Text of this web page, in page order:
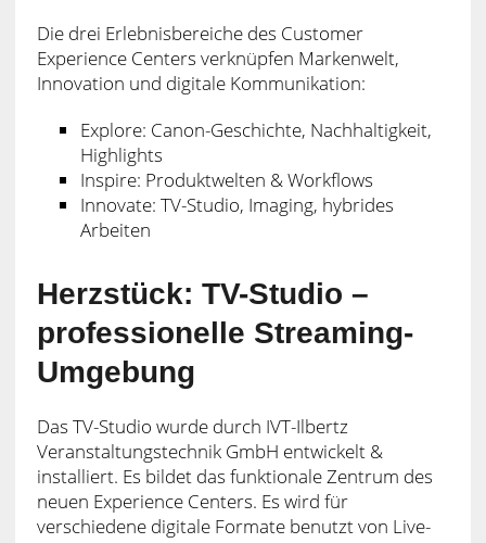
Die drei Erlebnisbereiche des Customer
Experience Centers verknüpfen Markenwelt,
Innovation und digitale Kommunikation:
Explore: Canon-Geschichte, Nachhaltigkeit,
Highlights
Inspire: Produktwelten & Workflows
Innovate: TV-Studio, Imaging, hybrides
Arbeiten
Herzstück: TV-Studio –
professionelle Streaming-
Umgebung
Das TV-Studio wurde durch IVT-Ilbertz
Veranstaltungstechnik GmbH entwickelt &
installiert. Es bildet das funktionale Zentrum des
neuen Experience Centers. Es wird für
verschiedene digitale Formate benutzt von Live-